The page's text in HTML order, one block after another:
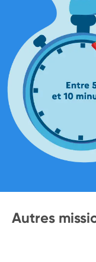
Autres